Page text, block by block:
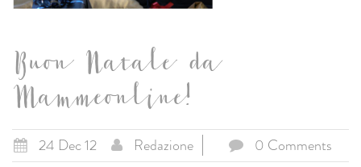
Buon Natale da
Mammeonline!
24 Dec 12 Redazione
0 Comments